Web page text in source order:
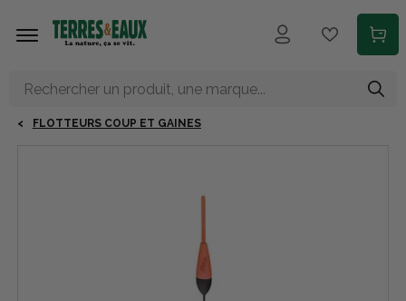
FLOTTEURS COUP ET GAINES